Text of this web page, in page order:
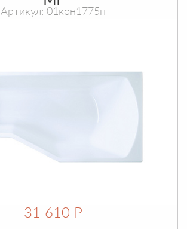
Артикул: 01кон1775п
31 610 Р